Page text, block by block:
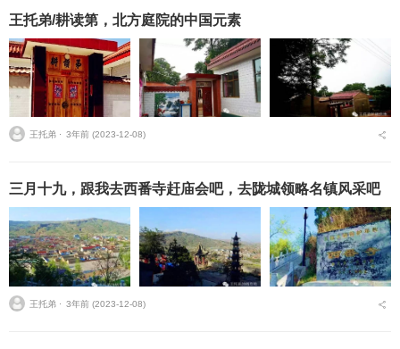
王托弟/耕读第，北方庭院的中国元素
王托弟 ⋅ 3年前 (2023-12-08)
三月十九，跟我去西番寺赶庙会吧，去陇城领略名镇风采吧
王托弟 ⋅ 3年前 (2023-12-08)